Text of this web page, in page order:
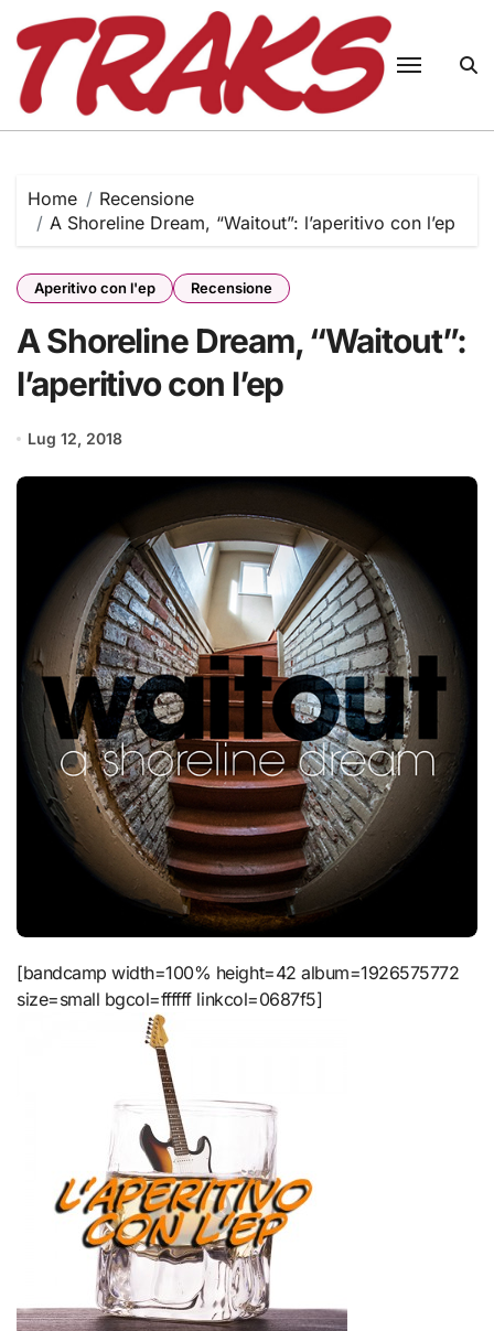
content
Home
Recensione
A Shoreline Dream, “Waitout”: l’aperitivo con l’ep
Aperitivo con l'ep Recensione
A Shoreline Dream, “Waitout”:
l’aperitivo con l’ep
Lug 12, 2018
[bandcamp width=100% height=42 album=1926575772
size=small bgcol=ffffff linkcol=0687f5]